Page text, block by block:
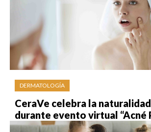
DERMATOLOGÍA
CeraVe celebra la
durante evento virtual “Acné